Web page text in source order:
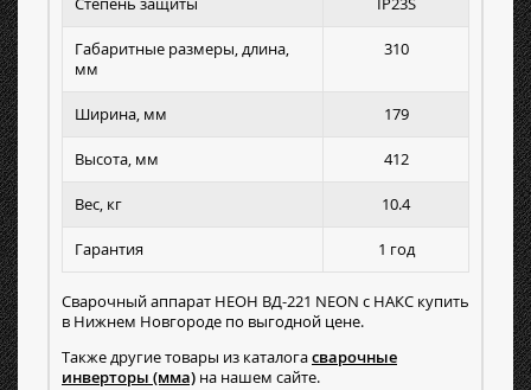
Габаритные размеры, длина,
мм
310
Ширина, мм 179
Высота, мм 412
Вес, кг 10.4
Гарантия 1 год
Сварочный аппарат НЕОН ВД-221 NEON с НАКС купить
в Нижнем Новгороде по выгодной цене.
Также другие товары из каталогасварочные
инверторы (мма) на нашем сайте.